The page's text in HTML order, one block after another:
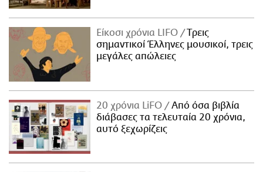
Είκοσι χρόνια LIFO
Tρεις
σημαντικοί Έλληνες μουσικοί, τρεις
μεγάλες απώλειες
20 χρόνια LiFO
Από όσα βιβλία
διάβασες τα τελευταία 20 χρόνια,
αυτό ξεχωρίζεις